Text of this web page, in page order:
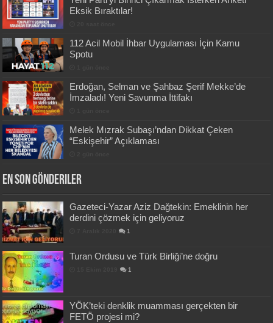
Eksik Bıraktılar!
112 Acil Mobil İhbar Uygulaması İçin Kamu
Spotu
Erdoğan, Selman ve Şahbaz Şerif Mekke’de
İmzaladı! Yeni Savunma İttifakı
Melek Mızrak Subaşı’ndan Dikkat Çeken
“Eskişehir” Açıklaması
En Son Gönderiler
Gazeteci-Yazar Aziz Dağtekin: Emeklinin her
derdini çözmek için geliyoruz
1
Turan Ordusu ve Türk Birliği’ne doğru
1
YÖK’teki denklik muamması gerçekten bir
FETÖ projesi mi?